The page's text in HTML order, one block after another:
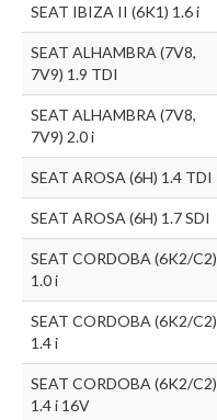
SEAT IBIZA II (6K1) 1.6 i
SEAT ALHAMBRA (7V8,
7V9) 1.9 TDI
SEAT ALHAMBRA (7V8,
7V9) 2.0 i
SEAT AROSA (6H) 1.4 TDI
SEAT AROSA (6H) 1.7 SDI
SEAT CORDOBA (6K2/C2)
1.0 i
SEAT CORDOBA (6K2/C2)
1.4 i
SEAT CORDOBA (6K2/C2)
1.4 i 16V